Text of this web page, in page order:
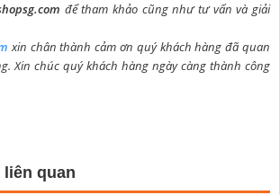
để tham khảo cũng như tư vấn và giải
xin chân thành cảm ơn quý khách hàng đã quan
Xin chúc quý khách hàng ngày càng thành công
quan